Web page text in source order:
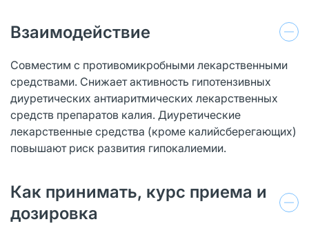
Взаимодействие
Совместим с противомикробными лекарственными
средствами. Снижает активность гипотензивных
диуретических антиаритмических лекарственных
средств препаратов калия. Диуретические
лекарственные средства (кроме калийсберегающих)
повышают риск развития гипокалиемии.
Как принимать, курс приема и
дозировка